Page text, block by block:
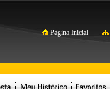
Página Inicial